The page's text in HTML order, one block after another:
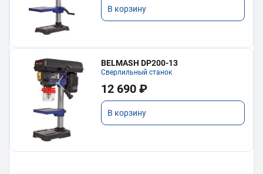
В корзину
BELMASH DP200-13
Сверлильный станок
12 690 ₽
В корзину